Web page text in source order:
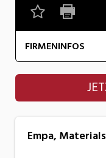
FIRMENINFOS
Empa,
Empa,